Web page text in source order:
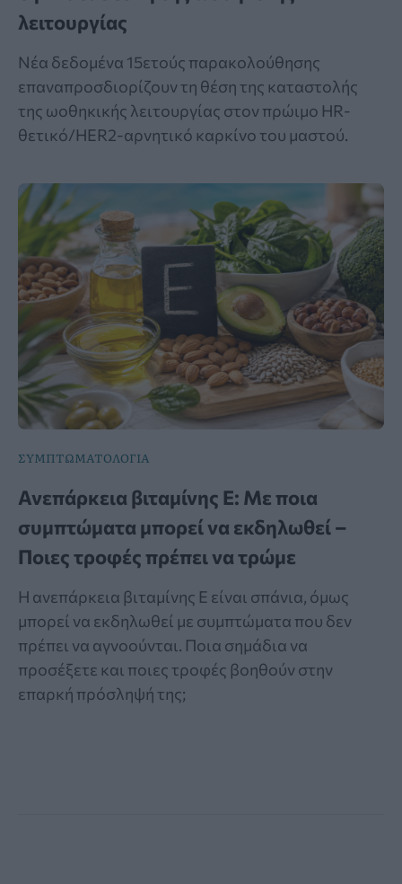
λειτουργίας
Νέα δεδομένα 15ετούς παρακολούθησης
επαναπροσδιορίζουν τη θέση της καταστολής
της ωοθηκικής λειτουργίας στον πρώιμο HR-
θετικό/HER2-αρνητικό καρκίνο του μαστού.
ΣΥΜΠΤΩΜΑΤΟΛΟΓΙΑ
Ανεπάρκεια βιταμίνης Ε: Με ποια
συμπτώματα μπορεί να εκδηλωθεί –
Ποιες τροφές πρέπει να τρώμε
Η ανεπάρκεια βιταμίνης Ε είναι σπάνια, όμως
μπορεί να εκδηλωθεί με συμπτώματα που δεν
πρέπει να αγνοούνται. Ποια σημάδια να
προσέξετε και ποιες τροφές βοηθούν στην
επαρκή πρόσληψή της;